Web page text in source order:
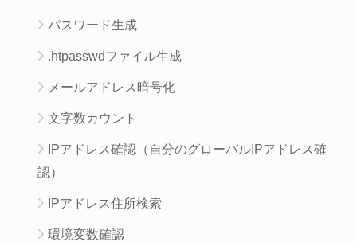
パスワード生成
.htpasswdファイル生成
メールアドレス暗号化
文字数カウント
IPアドレス確認（自分のグローバルIPアドレス確
認）
IPアドレス住所検索
環境変数確認